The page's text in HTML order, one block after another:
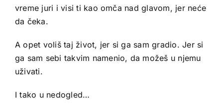
vreme juri i visi ti kao omča nad glavom, jer neće
da čeka.
A opet voliš taj život, jer si ga sam gradio. Jer si
ga sam sebi takvim namenio, da možeš u njemu
uživati.
I tako u nedogled…